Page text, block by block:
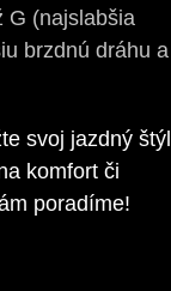
G (najslabšia
brzdnú dráhu a
svoj jazdný
komfort či
poradíme!